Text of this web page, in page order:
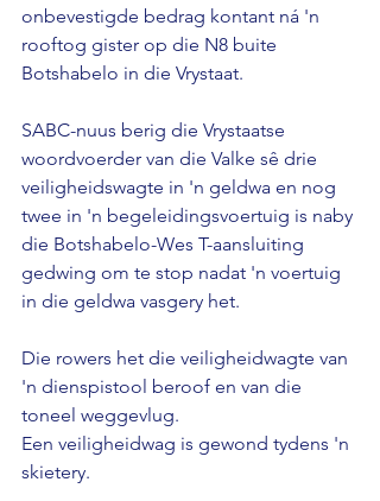
onbevestigde bedrag kontant ná 'n
rooftog gister op die N8 buite
Botshabelo in die Vrystaat.
SABC-nuus berig die Vrystaatse
woordvoerder van die Valke sê drie
veiligheidswagte in 'n geldwa en nog
twee in 'n begeleidingsvoertuig is naby
die Botshabelo-Wes T-aansluiting
gedwing om te stop nadat 'n voertuig
in die geldwa vasgery het.
Die rowers het die veiligheidwagte van
'n dienspistool beroof en van die
toneel weggevlug.
Een veiligheidwag is gewond tydens 'n
skietery.